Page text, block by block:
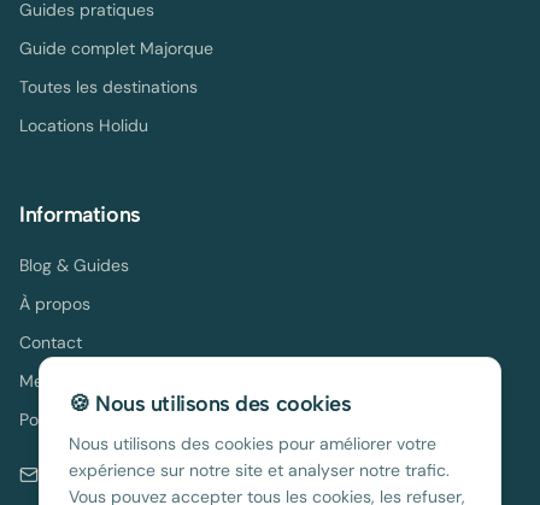
Guides pratiques
Guide complet Majorque
Toutes les destinations
Locations Holidu
Informations
Blog & Guides
À propos
Contact
Mentions légales
Politique de confidentialité
contact@location-espagne.com
🍪 Nous utilisons des cookies
Nous utilisons des cookies pour améliorer votre
expérience sur notre site et analyser notre trafic.
Vous pouvez accepter tous les cookies, les refuser,